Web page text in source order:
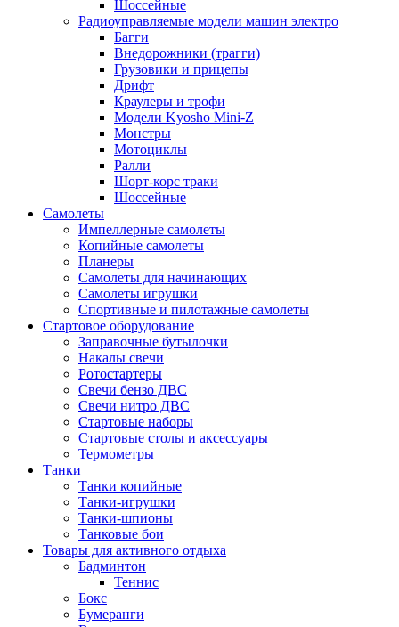
Шоссейные
Радиоуправляемые модели машин электро
Багги
Внедорожники (трагги)
Грузовики и прицепы
Дрифт
Краулеры и трофи
Модели Kyosho Mini-Z
Монстры
Мотоциклы
Ралли
Шорт-корс траки
Шоссейные
Самолеты
Импеллерные самолеты
Копийные самолеты
Планеры
Самолеты для начинающих
Самолеты игрушки
Спортивные и пилотажные самолеты
Стартовое оборудование
Заправочные бутылочки
Накалы свечи
Ротостартеры
Свечи бензо ДВС
Свечи нитро ДВС
Стартовые наборы
Стартовые столы и аксессуары
Термометры
Танки
Танки копийные
Танки-игрушки
Танки-шпионы
Танковые бои
Товары для активного отдыха
Бадминтон
Теннис
Бокс
Бумеранги